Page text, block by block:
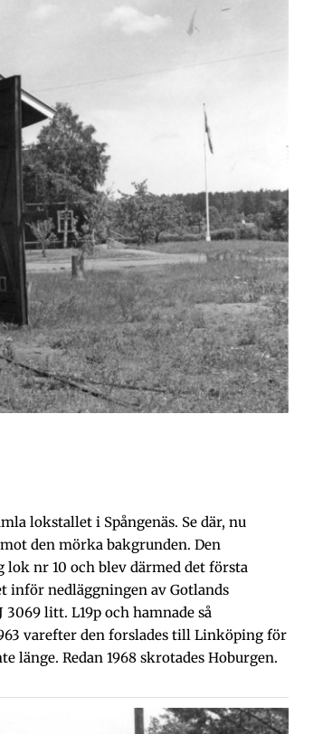
lokstallet i Spångenäs. Se där, nu
den mörka bakgrunden. Den
lok nr 10 och blev därmed det första
inför nedläggningen av Gotlands
litt. L19p och hamnade så
varefter den forslades till Linköping för
Redan 1968 skrotades Hoburgen.